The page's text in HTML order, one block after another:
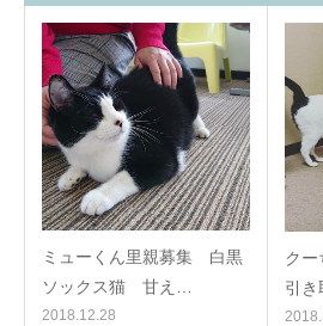
ミューくん里親募集 白黒
ソックス猫 甘え…
2018.12.28
クー
引き